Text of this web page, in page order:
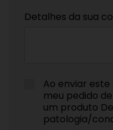
Detalhes da sua
Ao enviar
meu pedido
um produto
patologia/